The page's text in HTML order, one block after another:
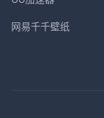
网易千千壁纸